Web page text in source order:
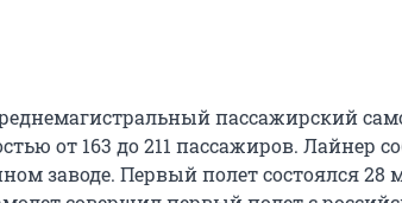
пассажирский
от 163 до 211 пассажиров. Лайнер
заводе. Первый полет состоялся 28